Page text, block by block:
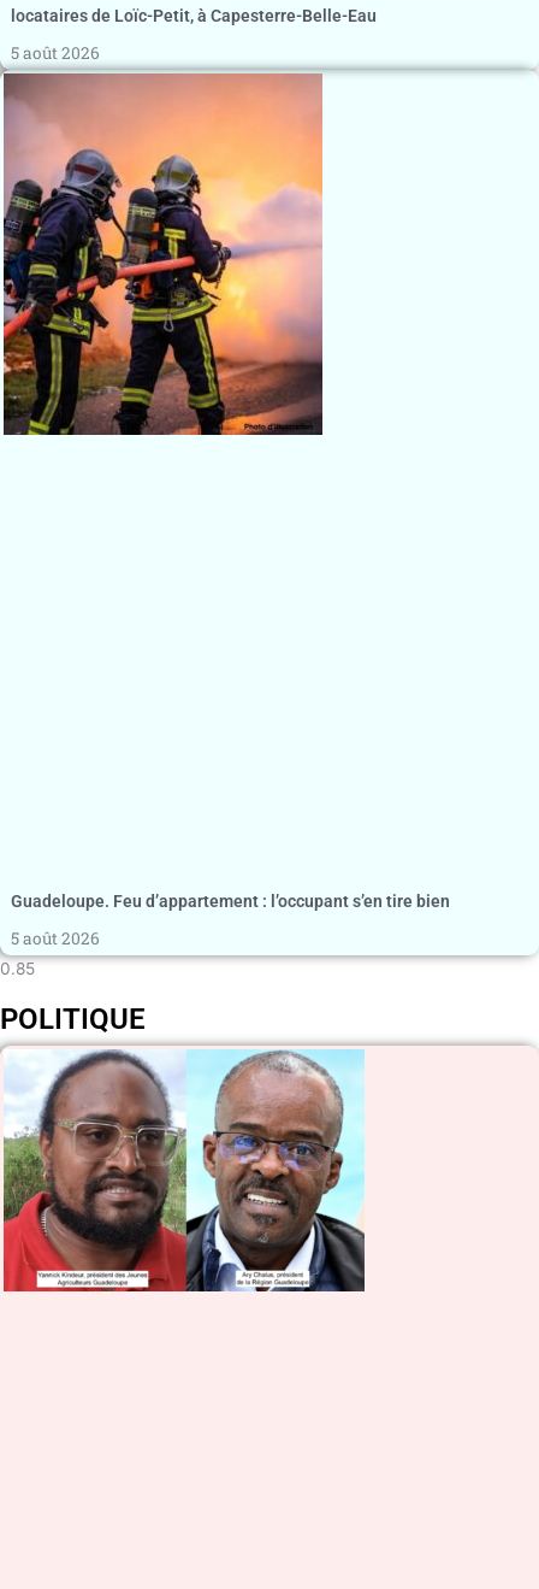
locataires de Loïc-Petit, à Capesterre-Belle-Eau
5 août 2026
Guadeloupe. Feu d’appartement : l’occupant s’en tire bien
5 août 2026
POLITIQUE